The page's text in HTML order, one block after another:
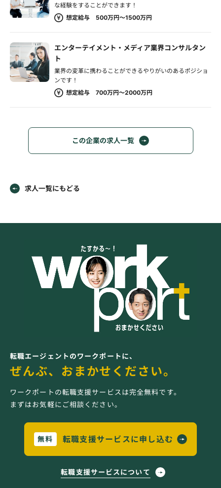
な経験をすることができます！
想定給与 500万円～1500万円
エンターテイメント・メディア業界コンサルタン
ト
業界の変革に携わることができるやりがいのあるポジショ
ンです！
想定給与 700万円～2000万円
この企業の求人一覧
求人一覧にもどる
転職エージェントのワークポートに、
ぜんぶ、おまかせください。
ワークポートの転職支援サービスは完全無料です。
まずはお気軽にご相談ください。
無料 転職支援サービスに申し込む
転職支援サービスについて